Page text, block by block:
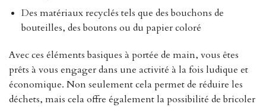
Des matériaux recyclés tels que des bouchons de
bouteilles, des boutons ou du papier coloré
Avec ces éléments basiques à portée de main, vous êtes
prêts à vous engager dans une activité à la fois ludique et
économique. Non seulement cela permet de réduire les
déchets, mais cela offre également la possibilité de bricoler